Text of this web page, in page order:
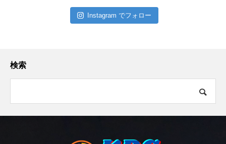
Instagram でフォロー
検索